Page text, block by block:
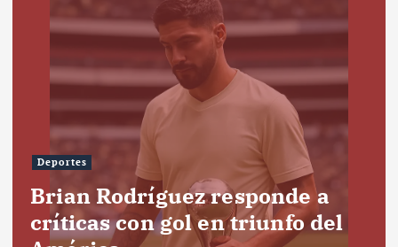
Deportes
Brian Rodríguez responde a
críticas con gol en triunfo del